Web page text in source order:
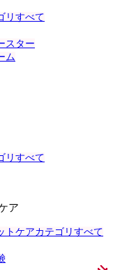
リすべて
スター
ム
リすべて
ア
トケアカテゴリすべて